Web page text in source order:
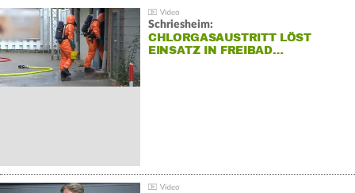
Schriesheim:
CHLORGASAUSTRITT LÖST
EINSATZ IN FREIBAD…